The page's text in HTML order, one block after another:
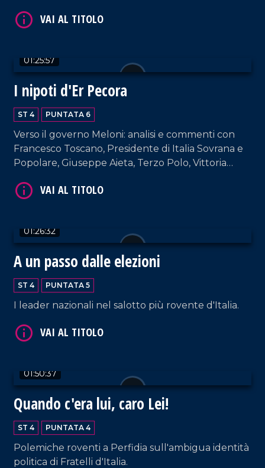
01:25:57
I nipoti d'Er Pecora
ST 4 PUNTATA 6
Verso il governo Meloni: analisi e commenti con
Francesco Toscano, Presidente di Italia Sovrana e
Popolare, Giuseppe Aieta, Terzo Polo, Vittoria
d'arte.
01:26:32
A un passo dalle elezioni
ST 4 PUNTATA 5
I leader nazionali nel salotto più rovente d'Italia.
01:50:37
Quando c'era lui, caro Lei!
ST 4 PUNTATA 4
Polemiche roventi a Perfidia sull'ambigua identità
politica di Fratelli d'Italia.